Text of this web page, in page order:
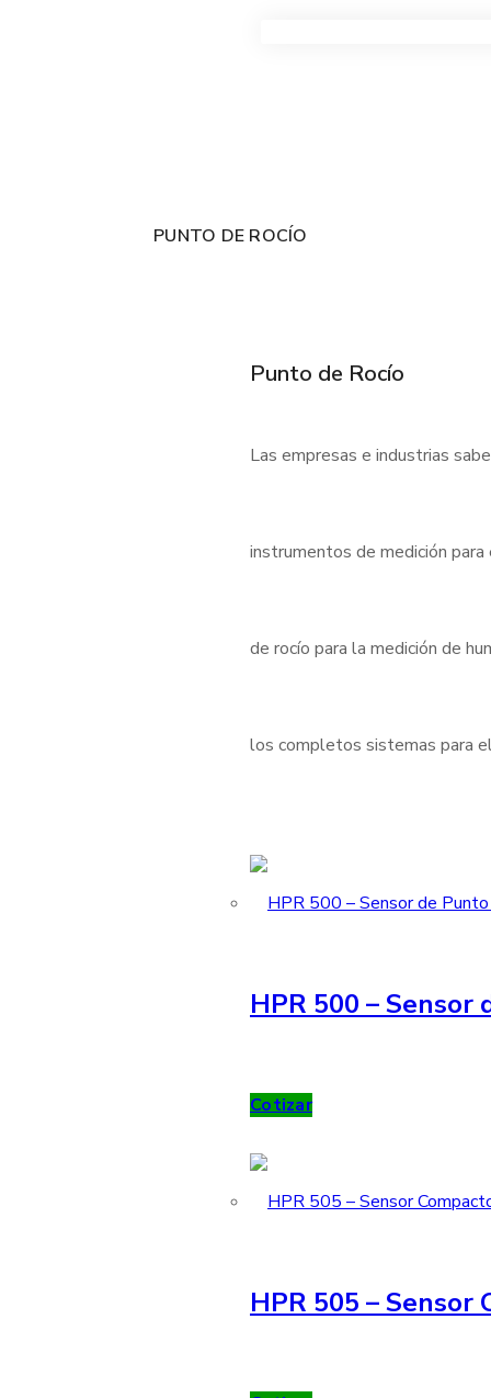
PUNTO DE ROCÍO
Punto de Rocío
Las empresas e industrias
instrumentos de medición
de rocío para la medición de
los completos sistemas para
HPR 500 –
Cotizar
HPR 505 – Sensor